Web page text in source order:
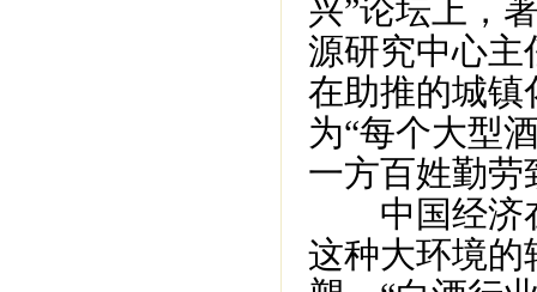
兴”论坛上，
源研究中心主
在助推的城镇
为“每个大型
一方百姓勤劳
中国经济在
这种大环境的